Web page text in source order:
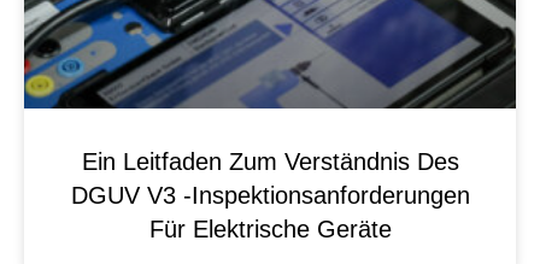
Ein Leitfaden Zum Verständnis Des
DGUV V3 -Inspektionsanforderungen
Für Elektrische Geräte